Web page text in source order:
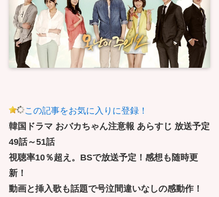
この記事をお気に入りに登録！
韓国ドラマ おバカちゃん注意報 あらすじ 放送予定
49話～51話
視聴率10％超え。BSで放送予定！感想も随時更
新！
動画と挿入歌も話題で号泣間違いなしの感動作！